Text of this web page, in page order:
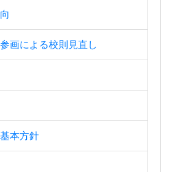
画による校則見直し
本方針